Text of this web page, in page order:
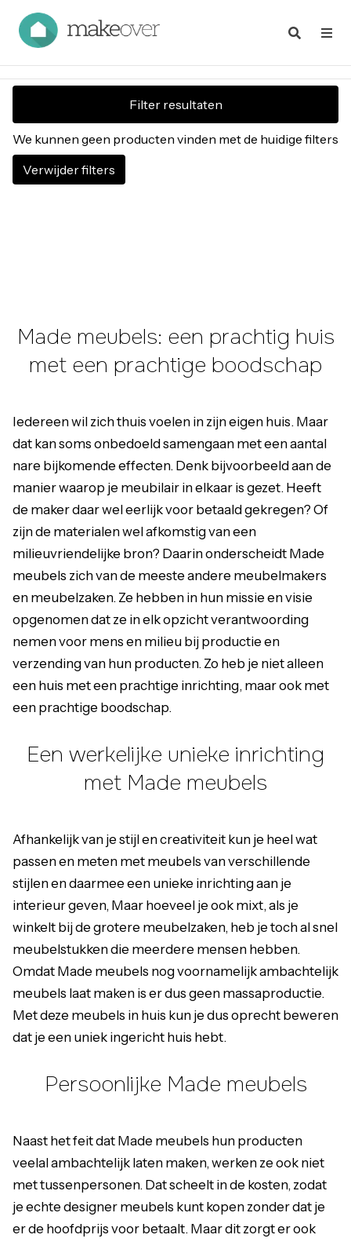
Filter resultaten
We kunnen geen producten vinden met de huidige filters
Verwijder filters
Made meubels: een prachtig huis
met een prachtige boodschap
Iedereen wil zich thuis voelen in zijn eigen huis. Maar
dat kan soms onbedoeld samengaan met een aantal
nare bijkomende effecten. Denk bijvoorbeeld aan de
manier waarop je meubilair in elkaar is gezet. Heeft
de maker daar wel eerlijk voor betaald gekregen? Of
zijn de materialen wel afkomstig van een
milieuvriendelijke bron? Daarin onderscheidt Made
meubels zich van de meeste andere meubelmakers
en meubelzaken. Ze hebben in hun missie en visie
opgenomen dat ze in elk opzicht verantwoording
nemen voor mens en milieu bij productie en
verzending van hun producten. Zo heb je niet alleen
een huis met een prachtige inrichting, maar ook met
een prachtige boodschap.
Een werkelijke unieke inrichting
met Made meubels
Afhankelijk van je stijl en creativiteit kun je heel wat
passen en meten met meubels van verschillende
stijlen en daarmee een unieke inrichting aan je
interieur geven, Maar hoeveel je ook mixt, als je
winkelt bij de grotere meubelzaken, heb je toch al snel
meubelstukken die meerdere mensen hebben.
Omdat Made meubels nog voornamelijk ambachtelijk
meubels laat maken is er dus geen massaproductie.
Met deze meubels in huis kun je dus oprecht beweren
dat je een uniek ingericht huis hebt.
Persoonlijke Made meubels
Naast het feit dat Made meubels hun producten
veelal ambachtelijk laten maken, werken ze ook niet
met tussenpersonen. Dat scheelt in de kosten, zodat
je echte designer meubels kunt kopen zonder dat je
er de hoofdprijs voor betaalt. Maar dit zorgt er ook